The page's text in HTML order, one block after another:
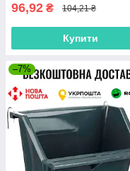
96,92 ₴ 104,21 ₴
Купити
–7%